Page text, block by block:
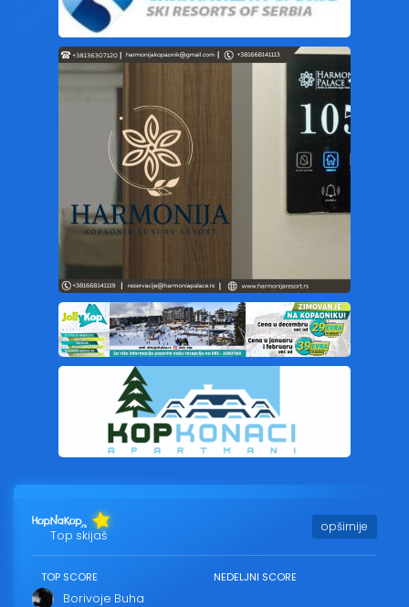
Top skijaš
opširnije
TOP SCORE
Borivoje Buha
NEDELJNI SCORE